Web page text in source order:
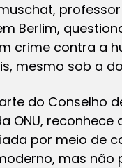
Berlim,
crime contra a
mesmo sob a
do Conselho
ONU,
por meio de
mas não